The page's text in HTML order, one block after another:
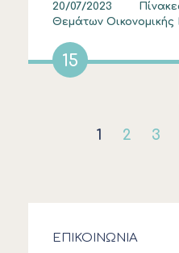
20/07/2023
Θεμάτων Οικονομικής
15
1 2 3
ΕΠΙΚΟΙΝΩΝΙΑ